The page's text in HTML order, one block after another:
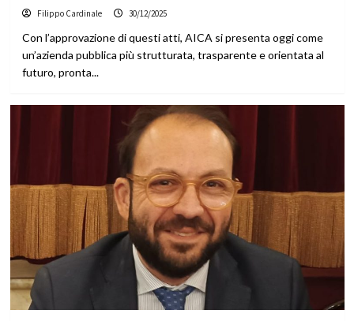
Filippo Cardinale 30/12/2025
Con l’approvazione di questi atti, AICA si presenta oggi come
un’azienda pubblica più strutturata, trasparente e orientata al
futuro, pronta...